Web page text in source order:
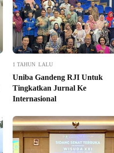
1 TAHUN LALU
Uniba Gandeng RJI Untuk
Tingkatkan Jurnal Ke
Internasional